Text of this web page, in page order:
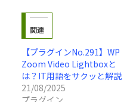
関連
【プラグインNo.291】WP
Zoom Video Lightboxと
は？IT用語をサクッと解説
21/08/2025